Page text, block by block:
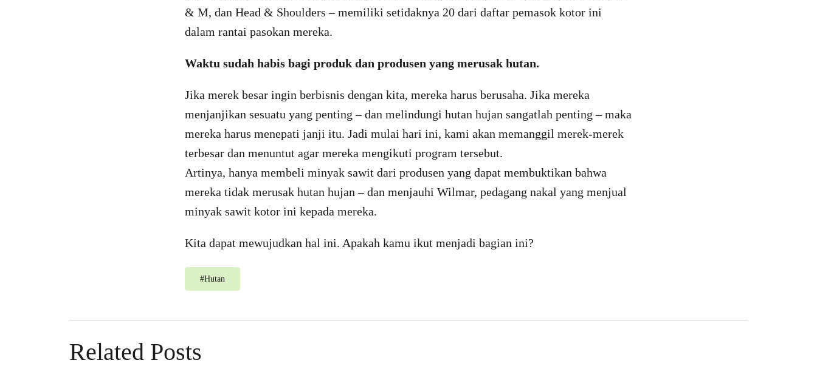
& M, dan Head & Shoulders – memiliki setidaknya 20 dari daftar pemasok kotor ini
dalam rantai pasokan mereka.
Waktu sudah habis bagi produk dan produsen yang merusak hutan.
Jika merek besar ingin berbisnis dengan kita, mereka harus berusaha. Jika mereka
menjanjikan sesuatu yang penting – dan melindungi hutan hujan sangatlah penting – maka
mereka harus menepati janji itu. Jadi mulai hari ini, kami akan memanggil merek-merek
terbesar dan menuntut agar mereka mengikuti program tersebut.
Artinya, hanya membeli minyak sawit dari produsen yang dapat membuktikan bahwa
mereka tidak merusak hutan hujan – dan menjauhi Wilmar, pedagang nakal yang menjual
minyak sawit kotor ini kepada mereka.
Kita dapat mewujudkan hal ini. Apakah kamu ikut menjadi bagian ini?
#Hutan
Related Posts